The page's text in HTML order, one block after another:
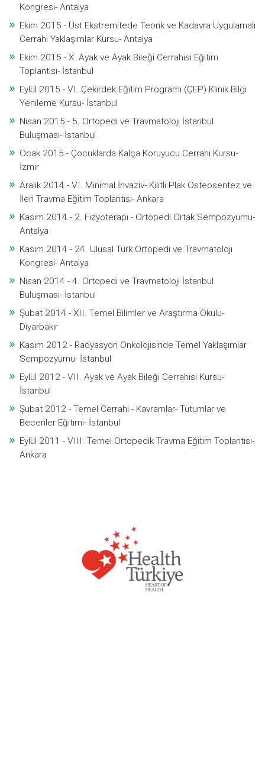
Kongresi- Antalya
Ekim 2015 - Üst Ekstremitede Teorik ve Kadavra Uygulamalı
Cerrahi Yaklaşımlar Kursu- Antalya
Ekim 2015 - X. Ayak ve Ayak Bileği Cerrahisi Eğitim
Toplantısı- İstanbul
Eylül 2015 - VI. Çekirdek Eğitim Programı (ÇEP) Klinik Bilgi
Yenileme Kursu- İstanbul
Nisan 2015 - 5. Ortopedi ve Travmatoloji İstanbul
Buluşması- İstanbul
Ocak 2015 - Çocuklarda Kalça Koruyucu Cerrahi Kursu-
İzmir
Aralık 2014 - VI. Minimal İnvaziv- Kilitli Plak Osteosentez ve
İleri Travma Eğitim Toplantısı- Ankara
Kasım 2014 - 2. Fizyoterapi - Ortopedi Ortak Sempozyumu-
Antalya
Kasım 2014 - 24. Ulusal Türk Ortopedi ve Travmatoloji
Kongresi- Antalya
Nisan 2014 - 4. Ortopedi ve Travmatoloji İstanbul
Buluşması- İstanbul
Şubat 2014 - XII. Temel Bilimler ve Araştırma Okulu-
Diyarbakır
Kasım 2012 - Radyasyon Onkolojisinde Temel Yaklaşımlar
Sempozyumu- İstanbul
Eylül 2012 - VII. Ayak ve Ayak Bileği Cerrahisi Kursu-
İstanbul
Şubat 2012 - Temel Cerrahi - Kavramlar- Tutumlar ve
Beceriler Eğitimi- İstanbul
Eylül 2011 - VIII. Temel Ortopedik Travma Eğitim Toplantısı-
Ankara